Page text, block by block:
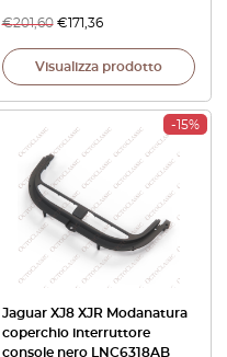
€201,60 €171,36
Visualizza prodotto
-15%
Jaguar XJ8 XJR Modanatura
coperchio interruttore
console nero LNC6318AB